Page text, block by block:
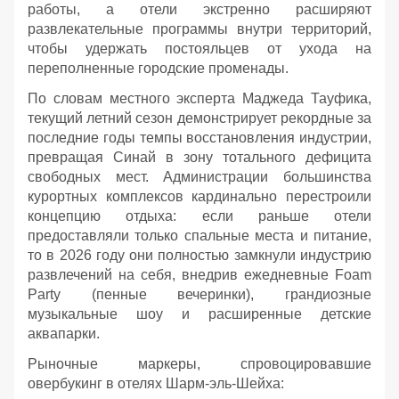
работы, а отели экстренно расширяют
развлекательные программы внутри территорий,
чтобы удержать постояльцев от ухода на
переполненные городские променады.
По словам местного эксперта Маджеда Тауфика,
текущий летний сезон демонстрирует рекордные за
последние годы темпы восстановления индустрии,
превращая Синай в зону тотального дефицита
свободных мест. Администрации большинства
курортных комплексов кардинально перестроили
концепцию отдыха: если раньше отели
предоставляли только спальные места и питание,
то в 2026 году они полностью замкнули индустрию
развлечений на себя, внедрив ежедневные Foam
Party (пенные вечеринки), грандиозные
музыкальные шоу и расширенные детские
аквапарки.
Рыночные маркеры, спровоцировавшие
овербукинг в отелях Шарм-эль-Шейха: